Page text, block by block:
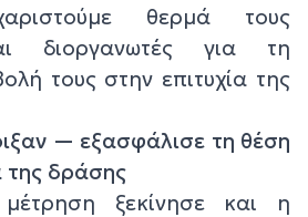
θερμά τους
διοργανωτές για τη
τους στην επιτυχία της
— εξασφάλισε τη θέση
της δράσης
ξεκίνησε και η